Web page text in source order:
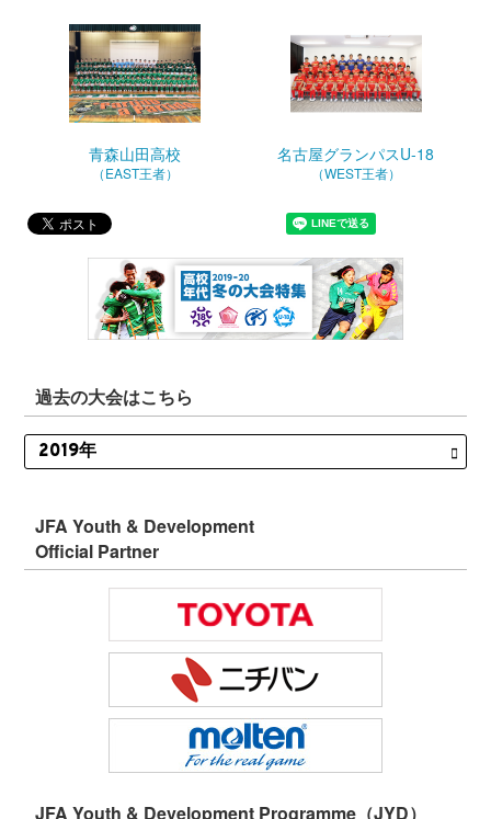
青森山田高校
（EAST王者）
名古屋グランパスU-18
（WEST王者）
過去の大会はこちら
JFA Youth & Development
Official Partner
JFA Youth & Development Programme（JYD）